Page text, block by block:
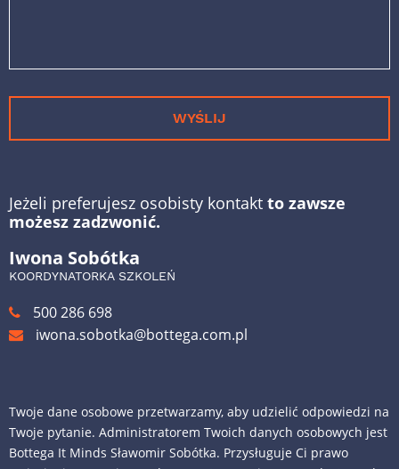
WYŚLIJ
Jeżeli preferujesz osobisty kontakt to zawsze
możesz zadzwonić.
Iwona Sobótka
KOORDYNATORKA SZKOLEŃ
500 286 698
iwona.sobotka@bottega.com.pl
Twoje dane osobowe przetwarzamy, aby udzielić odpowiedzi na
Twoje pytanie. Administratorem Twoich danych osobowych jest
Bottega It Minds Sławomir Sobótka. Przysługuje Ci prawo